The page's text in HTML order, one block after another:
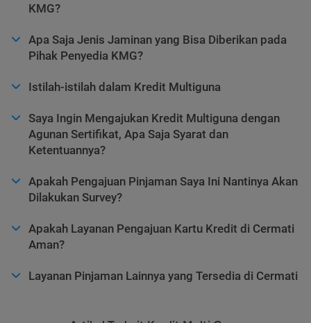
KMG?
Apa Saja Jenis Jaminan yang Bisa Diberikan pada
Pihak Penyedia KMG?
Istilah-istilah dalam Kredit Multiguna
Saya Ingin Mengajukan Kredit Multiguna dengan
Agunan Sertifikat, Apa Saja Syarat dan
Ketentuannya?
Apakah Pengajuan Pinjaman Saya Ini Nantinya Akan
Dilakukan Survey?
Apakah Layanan Pengajuan Kartu Kredit di Cermati
Aman?
Layanan Pinjaman Lainnya yang Tersedia di Cermati